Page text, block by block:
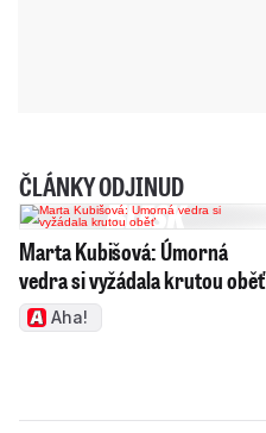
ČLÁNKY ODJINUD
Marta Kubišová: Úmorná
vedra si vyžádala krutou oběť
Aha!